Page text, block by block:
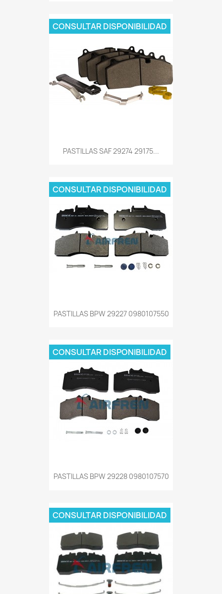
PASTILLAS SAF 29274 29175...
CONSULTAR DISPONIBILIDAD
PASTILLAS BPW 29227 0980107550
CONSULTAR DISPONIBILIDAD
PASTILLAS BPW 29228 0980107570
CONSULTAR DISPONIBILIDAD
CONSULTAR DISPONIBILIDAD